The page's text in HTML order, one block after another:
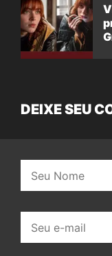
DEIXE SEU
mail: